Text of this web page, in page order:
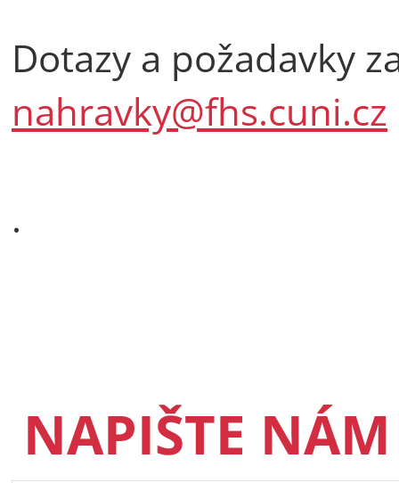
Dotazy a požadavky
nahravky@fhs.cuni.cz
.
NAPIŠTE NÁM